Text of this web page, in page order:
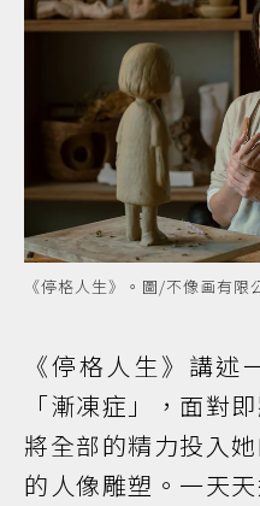
《停格人生》。圖/不像画有限
《停格人生》講述
「漸凍症」，面對
將全部的精力投入
的人像雕塑。一天